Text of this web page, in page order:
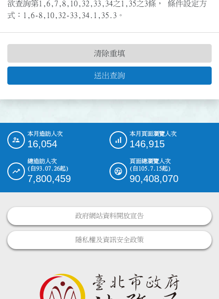
欲查詢第1,6,7,8,10,32,33,34之1,35之3條， 條件設定方
式：1,6-8,10,32-33,34.1,35.3。
送出查詢
清除重填
::: 本月造訪人次
16,054
本月頁面瀏覽人次
146,915
總造訪人次
(自93.07.26起)
7,800,459
頁面總瀏覽人次
(自105.7.15起)
90,408,070
政府網站資料開放宣告
隱私權及資訊安全政策